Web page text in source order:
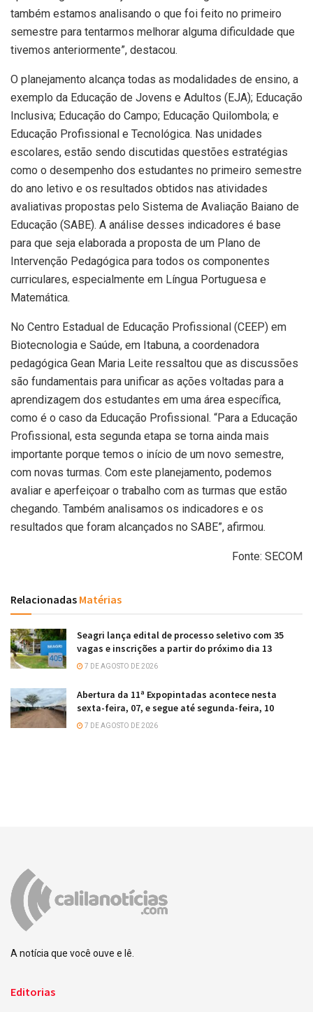
também estamos analisando o que foi feito no primeiro
semestre para tentarmos melhorar alguma dificuldade que
tivemos anteriormente”, destacou.
O planejamento alcança todas as modalidades de ensino, a
exemplo da Educação de Jovens e Adultos (EJA); Educação
Inclusiva; Educação do Campo; Educação Quilombola; e
Educação Profissional e Tecnológica. Nas unidades
escolares, estão sendo discutidas questões estratégias
como o desempenho dos estudantes no primeiro semestre
do ano letivo e os resultados obtidos nas atividades
avaliativas propostas pelo Sistema de Avaliação Baiano de
Educação (SABE). A análise desses indicadores é base
para que seja elaborada a proposta de um Plano de
Intervenção Pedagógica para todos os componentes
curriculares, especialmente em Língua Portuguesa e
Matemática.
No Centro Estadual de Educação Profissional (CEEP) em
Biotecnologia e Saúde, em Itabuna, a coordenadora
pedagógica Gean Maria Leite ressaltou que as discussões
são fundamentais para unificar as ações voltadas para a
aprendizagem dos estudantes em uma área específica,
como é o caso da Educação Profissional. “Para a Educação
Profissional, esta segunda etapa se torna ainda mais
importante porque temos o início de um novo semestre,
com novas turmas. Com este planejamento, podemos
avaliar e aperfeiçoar o trabalho com as turmas que estão
chegando. Também analisamos os indicadores e os
resultados que foram alcançados no SABE”, afirmou.
Fonte: SECOM
Relacionadas Matérias
Seagri lança edital de processo seletivo com 35
vagas e inscrições a partir do próximo dia 13
7 DE AGOSTO DE 2026
Abertura da 11ª Expopintadas acontece nesta
sexta-feira, 07, e segue até segunda-feira, 10
7 DE AGOSTO DE 2026
A notícia que você ouve e lê.
Editorias